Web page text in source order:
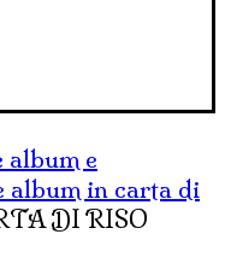
album e
album in carta di
DI RISO